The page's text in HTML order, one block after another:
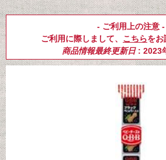
- ご利用上の注意 -
ご利用に際しまして、 こちらをお
商品情報最終更新日: 2023